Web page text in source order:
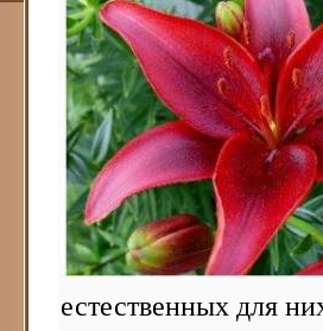
естественных для